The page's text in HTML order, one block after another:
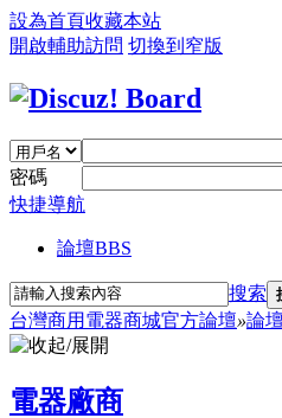
設為首頁收藏本站
開啟輔助訪問 切換到窄版
密碼
快捷導航
論壇BBS
搜索
台灣商用電器商城官方論壇»論壇
電器廠商